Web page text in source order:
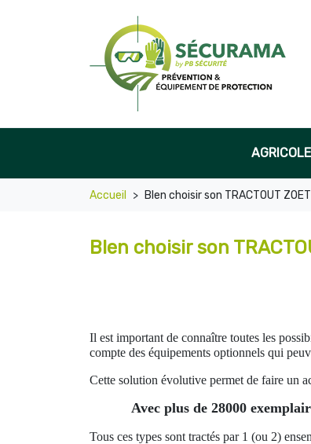
AGRICOLE
Accueil BIen choisir son TRACTOUT
BIen choisir son
Il est important de connaître toutes les
compte des équipements optionnels qui
Cette solution évolutive permet de faire un
Avec plus de 28000
Tous ces types sont tractés par 1 (ou 2)